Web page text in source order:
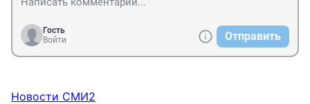
Гость
Войти
Отправить
Новости СМИ2